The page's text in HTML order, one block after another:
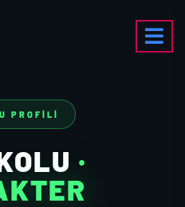
PROFILI
·